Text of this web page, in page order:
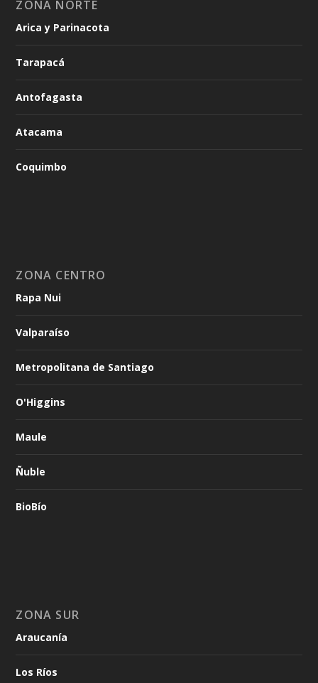
ZONA NORTE
Arica y Parinacota
Tarapacá
Antofagasta
Atacama
Coquimbo
ZONA CENTRO
Rapa Nui
Valparaíso
Metropolitana de Santiago
O'Higgins
Maule
Ñuble
BioBío
ZONA SUR
Araucanía
Los Ríos